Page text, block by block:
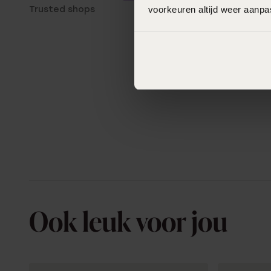
voorkeuren altijd weer
Trusted shops
Ook leuk voor jou